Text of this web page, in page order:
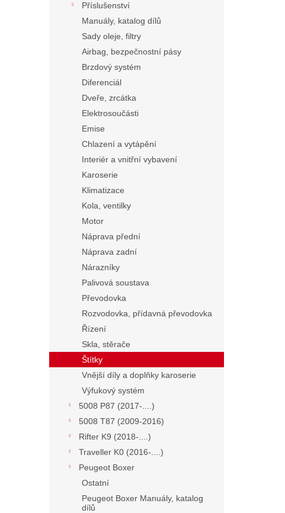
Příslušenství
Manuály, katalog dílů
Sady oleje, filtry
Airbag, bezpečnostní pásy
Brzdový systém
Diferenciál
Dveře, zrcátka
Elektrosoučásti
Emise
Chlazení a vytápění
Interiér a vnitřní vybavení
Karoserie
Klimatizace
Kola, ventilky
Motor
Náprava přední
Náprava zadní
Nárazníky
Palivová soustava
Převodovka
Rozvodovka, přídavná převodovka
Řízení
Skla, stěrače
Štítky
Vnější díly a doplňky karoserie
Výfukový systém
5008 P87 (2017-....)
5008 T87 (2009-2016)
Rifter K9 (2018-....)
Traveller K0 (2016-....)
Peugeot Boxer
Ostatní
Peugeot Boxer Manuály, katalog
dílů